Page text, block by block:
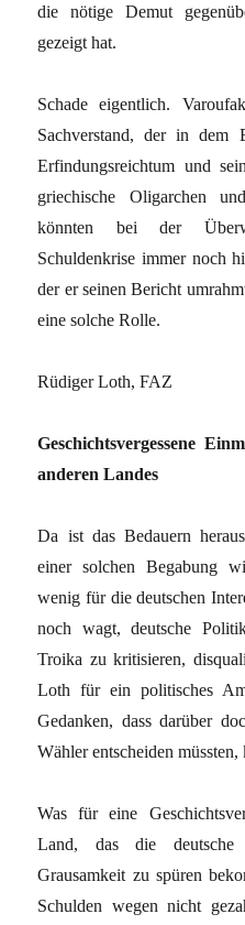
die nötige Demut
gezeigt hat.
Schade eigentlich.
Sachverstand, der in dem
Erfindungsreichtum und
griechische Oligarchen
könnten bei der
Schuldenkrise immer noch
der er seinen Bericht
eine solche Rolle.
Rüdiger Loth, FAZ
Geschichtsvergessene
anderen Landes
Da ist das Bedauern
einer solchen Begabung
wenig für die deutschen
noch wagt, deutsche
Troika zu kritisieren,
Loth für ein politisches
Gedanken, dass darüber
Wähler entscheiden
Was für eine
Land, das die deutsche
Grausamkeit zu spüren
Schulden wegen nicht